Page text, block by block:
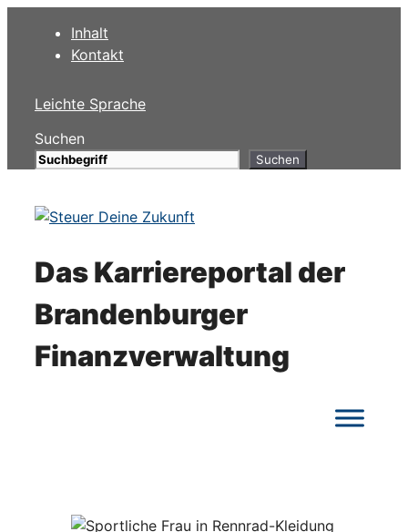
Inhalt
Kontakt
Leichte Sprache
Suchen
Suchen
Das Karriereportal der
Brandenburger
Finanzverwaltung